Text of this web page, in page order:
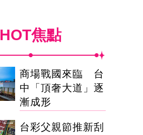
HOT焦點
商場戰國來臨 台
中「頂奢大道」逐
漸成形
台彩父親節推新刮